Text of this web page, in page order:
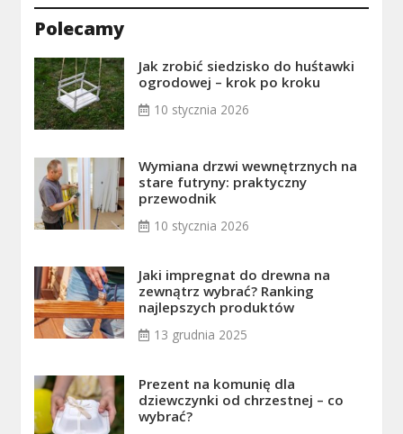
Polecamy
Jak zrobić siedzisko do huśtawki
ogrodowej – krok po kroku
10 stycznia 2026
Wymiana drzwi wewnętrznych na
stare futryny: praktyczny
przewodnik
10 stycznia 2026
Jaki impregnat do drewna na
zewnątrz wybrać? Ranking
najlepszych produktów
13 grudnia 2025
Prezent na komunię dla
dziewczynki od chrzestnej – co
wybrać?